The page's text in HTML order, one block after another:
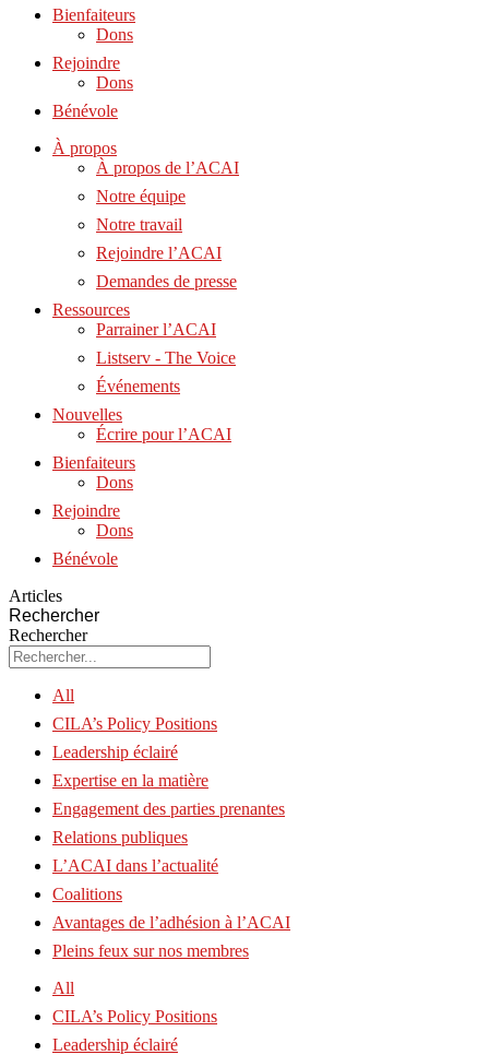
Bienfaiteurs
Dons
Rejoindre
Dons
Bénévole
À propos
À propos de l’ACAI
Notre équipe
Notre travail
Rejoindre l’ACAI
Demandes de presse
Ressources
Parrainer l’ACAI
Listserv - The Voice
Événements
Nouvelles
Écrire pour l’ACAI
Bienfaiteurs
Dons
Rejoindre
Dons
Bénévole
Articles
Rechercher
Rechercher
All
CILA’s Policy Positions
Leadership éclairé
Expertise en la matière
Engagement des parties prenantes
Relations publiques
L’ACAI dans l’actualité
Coalitions
Avantages de l’adhésion à l’ACAI
Pleins feux sur nos membres
All
CILA’s Policy Positions
Leadership éclairé